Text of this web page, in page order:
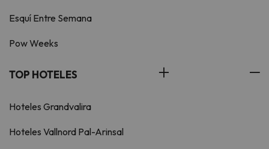
Esquí Entre Semana
Pow Weeks
TOP HOTELES
Hoteles Grandvalira
Hoteles Vallnord Pal-Arinsal